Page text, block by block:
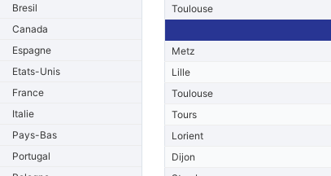
Bresil
Canada
Espagne
Etats-Unis
France
Italie
Pays-Bas
Portugal
Toulouse
Metz
Lille
Toulouse
Tours
Lorient
Dijon